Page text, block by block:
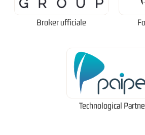
Broker ufficiale
Technological